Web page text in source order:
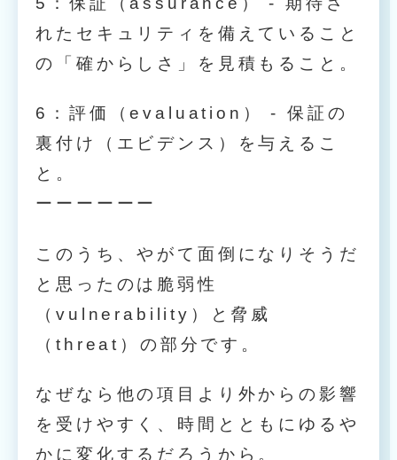
れたセキュリティを備えていること
の「確からしさ」を見積もること。
6：評価（evaluation） - 保証の
裏付け（エビデンス）を与えるこ
と。
ーーーーーー
このうち、やがて面倒になりそうだ
と思ったのは脆弱性
（vulnerability）と脅威
（threat）の部分です。
なぜなら他の項目より外からの影響
を受けやすく、時間とともにゆるや
かに変化するだろうから。